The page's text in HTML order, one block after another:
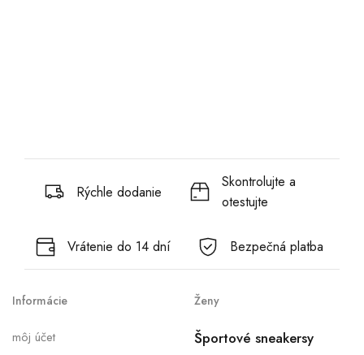
Rýchle dodanie
Skontrolujte a
otestujte
Vrátenie do 14 dní Bezpečná platba
Informácie
môj účet
Ženy
Športové sneakersy